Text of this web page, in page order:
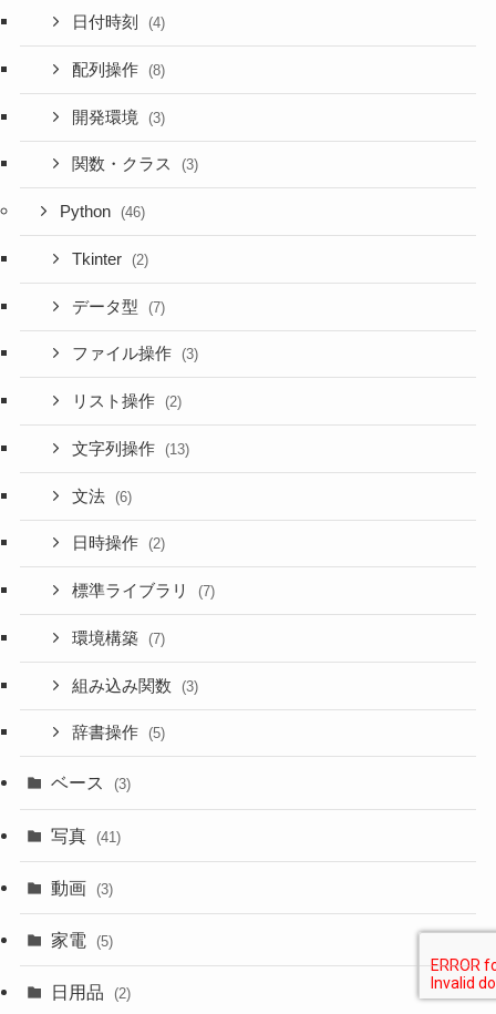
日付時刻 (4)
配列操作 (8)
開発環境 (3)
関数・クラス (3)
Python (46)
Tkinter (2)
データ型 (7)
ファイル操作 (3)
リスト操作 (2)
文字列操作 (13)
文法 (6)
日時操作 (2)
標準ライブラリ (7)
環境構築 (7)
組み込み関数 (3)
辞書操作 (5)
ベース (3)
写真 (41)
動画 (3)
家電 (5)
日用品 (2)